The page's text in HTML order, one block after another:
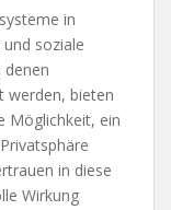
in
soziale
denen
werden, bieten
Möglichkeit, ein
in diese
Wirkung